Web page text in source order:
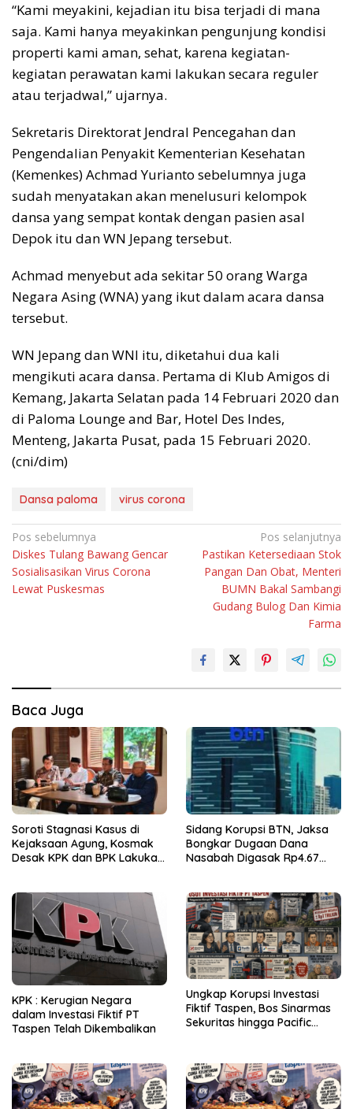
“Kami meyakini, kejadian itu bisa terjadi di mana
saja. Kami hanya meyakinkan pengunjung kondisi
properti kami aman, sehat, karena kegiatan-
kegiatan perawatan kami lakukan secara reguler
atau terjadwal,” ujarnya.
Sekretaris Direktorat Jendral Pencegahan dan
Pengendalian Penyakit Kementerian Kesehatan
(Kemenkes) Achmad Yurianto sebelumnya juga
sudah menyatakan akan menelusuri kelompok
dansa yang sempat kontak dengan pasien asal
Depok itu dan WN Jepang tersebut.
Achmad menyebut ada sekitar 50 orang Warga
Negara Asing (WNA) yang ikut dalam acara dansa
tersebut.
WN Jepang dan WNI itu, diketahui dua kali
mengikuti acara dansa. Pertama di Klub Amigos di
Kemang, Jakarta Selatan pada 14 Februari 2020 dan
di Paloma Lounge and Bar, Hotel Des Indes,
Menteng, Jakarta Pusat, pada 15 Februari 2020.
(cni/dim)
Dansa paloma virus corona
Navigasi
pos
Pos sebelumnya
Diskes Tulang Bawang Gencar
Sosialisasikan Virus Corona
Lewat Puskesmas
Pos selanjutnya
Pastikan Ketersediaan Stok
Pangan Dan Obat, Menteri
BUMN Bakal Sambangi
Gudang Bulog Dan Kimia
Farma
Baca Juga
Soroti Stagnasi Kasus di
Kejaksaan Agung, Kosmak
Desak KPK dan BPK Lakukan
Sidang Korupsi BTN, Jaksa
Bongkar Dugaan Dana
Nasabah Digasak Rp4.67
KPK : Kerugian Negara
dalam Investasi Fiktif PT
Taspen Telah Dikembalikan
Ungkap Korupsi Investasi
Fiktif Taspen, Bos Sinarmas
Sekuritas hingga Pacific